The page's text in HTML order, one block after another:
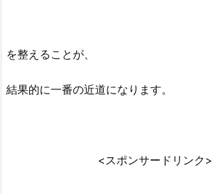
を整えることが、
結果的に一番の近道になります。
<スポンサードリンク>